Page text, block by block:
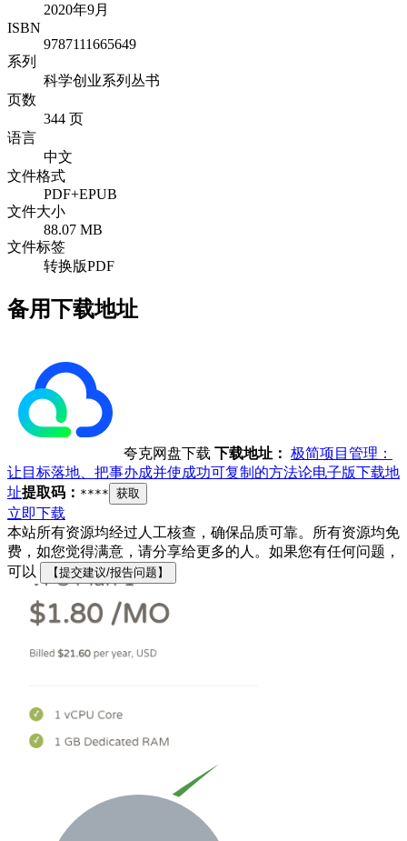
2020年9月
ISBN
9787111665649
系列
科学创业系列丛书
页数
344 页
语言
中文
文件格式
PDF+EPUB
文件大小
88.07 MB
文件标签
转换版PDF
备用下载地址
夸克网盘下载 下载地址： 极简项目管理：
让目标落地、把事办成并使成功可复制的方法论电子版下载地
址提取码： **** 获取
立即下载
本站所有资源均经过人工核查，确保品质可靠。所有资源均免
费，如您觉得满意，请分享给更多的人。如果您有任何问题，
可以
【提交建议/报告问题】